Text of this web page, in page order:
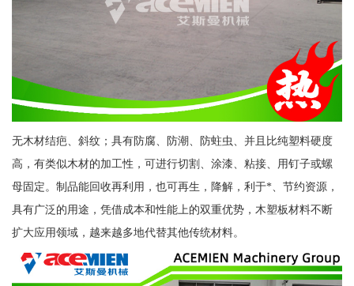
无木材结疤、斜纹；具有防腐、防潮、防蛀虫、并且比纯塑料硬度
高，有类似木材的加工性，可进行切割、涂漆、粘接、用钉子或螺
母固定。制品能回收再利用，也可再生，降解，利于*、节约资源，
具有广泛的用途，凭借成本和性能上的双重优势，木塑板材料不断
扩大应用领域，越来越多地代替其他传统材料。